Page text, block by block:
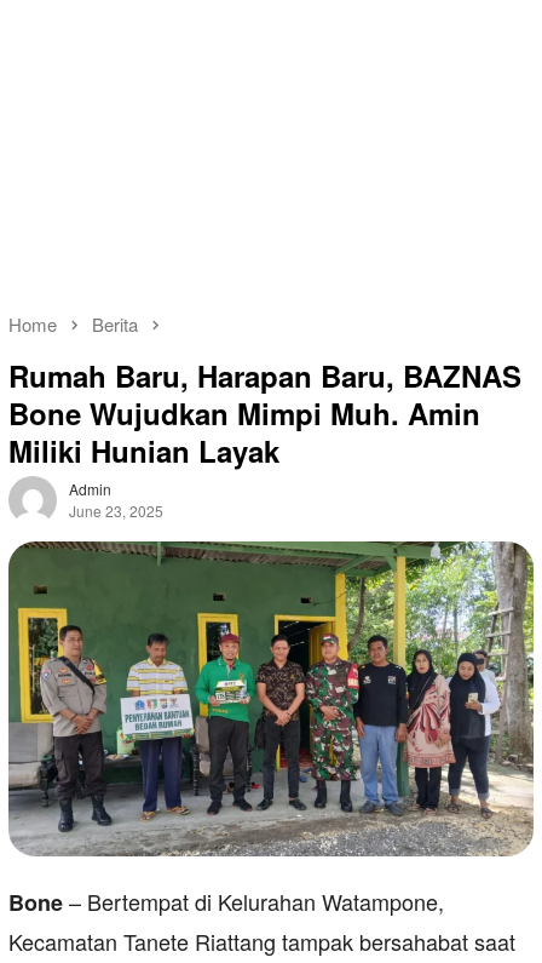
Home Berita
Rumah Baru, Harapan Baru, BAZNAS
Bone Wujudkan Mimpi Muh. Amin
Miliki Hunian Layak
Admin
June 23, 2025
Bone– Bertempat di Kelurahan Watampone,
Kecamatan Tanete Riattang tampak bersahabat saat